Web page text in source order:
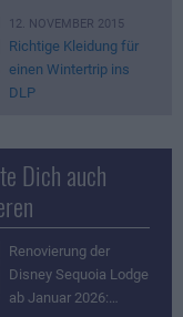
12. NOVEMBER 2015
Richtige Kleidung für
einen Wintertrip ins
DLP
Dich auch
Renovierung der
Disney Sequoia Lodge
ab Januar 2026:…